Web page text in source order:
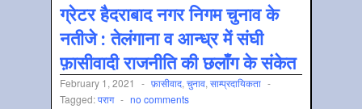
ग्रेटर हैदराबाद नगर निगम चुनाव के
नतीजे : तेलंगाना व आन्ध्र में संघी
फ़ासीवादी राजनीति की छलाँग के संकेत
February 1, 2021 - फ़ासीवाद, चुनाव, साम्‍प्रदायिकता -
Tagged:पराग - no comments